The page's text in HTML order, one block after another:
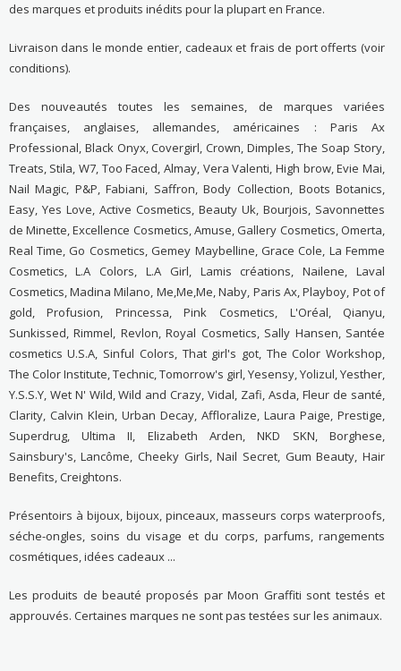
des marques et produits inédits pour la plupart en France.
Livraison dans le monde entier, cadeaux et frais de port offerts (voir
conditions).
Des nouveautés toutes les semaines, de marques variées
françaises, anglaises, allemandes, américaines : Paris Ax
Professional, Black Onyx, Covergirl, Crown, Dimples, The Soap Story,
Treats, Stila, W7, Too Faced, Almay, Vera Valenti, High brow, Evie Mai,
Nail Magic, P&P, Fabiani, Saffron, Body Collection, Boots Botanics,
Easy, Yes Love, Active Cosmetics, Beauty Uk, Bourjois, Savonnettes
de Minette, Excellence Cosmetics, Amuse, Gallery Cosmetics, Omerta,
Real Time, Go Cosmetics, Gemey Maybelline, Grace Cole, La Femme
Cosmetics, L.A Colors, L.A Girl, Lamis créations, Nailene, Laval
Cosmetics, Madina Milano, Me,Me,Me, Naby, Paris Ax, Playboy, Pot of
gold, Profusion, Princessa, Pink Cosmetics, L'Oréal, Qianyu,
Sunkissed, Rimmel, Revlon, Royal Cosmetics, Sally Hansen, Santée
cosmetics U.S.A, Sinful Colors, That girl's got, The Color Workshop,
The Color Institute, Technic, Tomorrow's girl, Yesensy, Yolizul, Yesther,
Y.S.S.Y, Wet N' Wild, Wild and Crazy, Vidal, Zafi, Asda, Fleur de santé,
Clarity, Calvin Klein, Urban Decay, Affloralize, Laura Paige, Prestige,
Superdrug, Ultima II, Elizabeth Arden, NKD SKN, Borghese,
Sainsbury's, Lancôme, Cheeky Girls, Nail Secret, Gum Beauty, Hair
Benefits, Creightons.
Présentoirs à bijoux, bijoux, pinceaux, masseurs corps waterproofs,
séche-ongles, soins du visage et du corps, parfums, rangements
cosmétiques, idées cadeaux ...
Les produits de beauté proposés par Moon Graffiti sont testés et
approuvés. Certaines marques ne sont pas testées sur les animaux.